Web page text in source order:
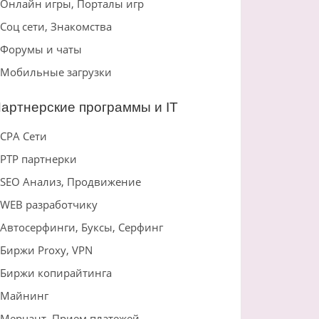
Онлайн игры, Порталы игр
Соц сети, Знакомства
Форумы и чаты
Мобильные загрузки
программы и IT
CPA Сети
PTP партнерки
SEO Анализ, Продвижение
WEB разработчику
Автосерфинги, Буксы, Серфинг
Биржи Proxy, VPN
Биржи копирайтинга
Майнинг